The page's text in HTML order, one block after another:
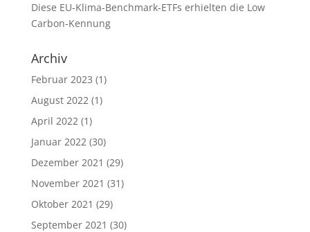
Diese EU-Klima-Benchmark-ETFs erhielten die Low
Carbon-Kennung
Archiv
Februar 2023 (1)
August 2022(1)
April 2022(1)
Januar 2022(30)
Dezember 2021 (29)
November 2021 (31)
Oktober 2021 (29)
September 2021 (30)